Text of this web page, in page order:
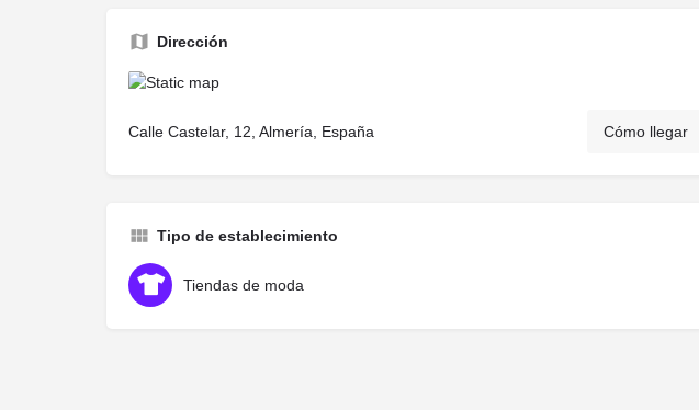
Dirección
Calle Castelar, 12, Almería, España Cómo llegar
Tipo de establecimiento
Tiendas de moda